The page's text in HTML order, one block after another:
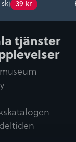
39 kr
tjänster